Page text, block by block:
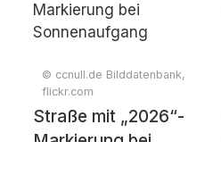
© ccnull.de Bilddatenbank,
flickr.com
Straße mit „2026“-
Markierung bei